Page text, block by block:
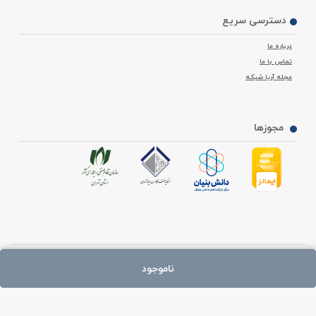
ناموجود
دسترسی سریع
درباره ما
تماس با ما
مجله آریا شبکه
مجوزها
02188938049